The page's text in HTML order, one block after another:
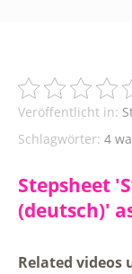
Veröffentlicht in:
Schlagwörter: 4
Stepsheet
(deutsch)'
Related videos